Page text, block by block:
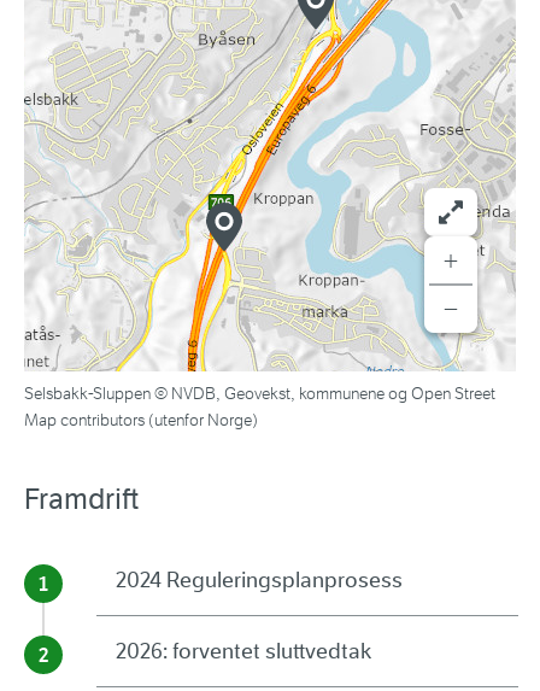
+
−
Selsbakk-Sluppen © NVDB, Geovekst, kommunene og Open Street
Map contributors (utenfor Norge)
Framdrift
2024 Reguleringsplanprosess
2026: forventet sluttvedtak